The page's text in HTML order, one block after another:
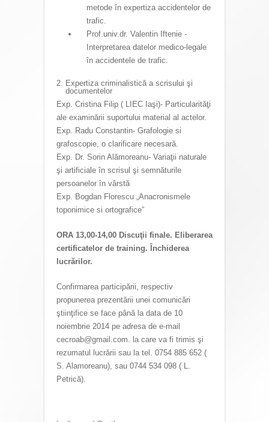
metode în expertiza accidentelor de
trafic.
Prof.univ.dr. Valentin Iftenie -
Interpretarea datelor medico-legale
în accidentele de trafic.
Expertiza criminalistică a scrisului şi
documentelor
Exp. Cristina Filip ( LIEC Iaşi)- Particularităţi
ale examinării suportului material al actelor.
Exp. Radu Constantin- Grafologie si
grafoscopie, o clarificare necesară.
Exp. Dr. Sorin Alămoreanu- Variaţii naturale
şi artificiale în scrisul şi semnăturile
persoanelor în vârstă
Exp. Bogdan Florescu „Anacronismele
toponimice si ortografice”
ORA 13,00-14,00 Discuţii finale. Eliberarea
certificatelor de training. Închiderea
lucrărilor.
Confirmarea participării, respectiv
propunerea prezentării unei comunicări
ştiinţifice se face până la data de 10
noiembrie 2014 pe adresa de e-mail
cecroab@gmail.com. la care va fi trimis şi
rezumatul lucrării sau la tel. 0754 885 652 (
S. Alamoreanu), sau 0744 534 098 ( L.
Petrică).